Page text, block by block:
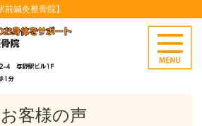
鍼灸整骨院】
お客様の声